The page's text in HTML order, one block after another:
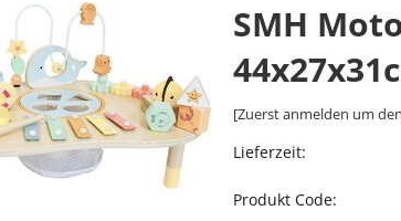
SMH
[Zuerst anmelden um
Lieferzeit:
Produkt Code: